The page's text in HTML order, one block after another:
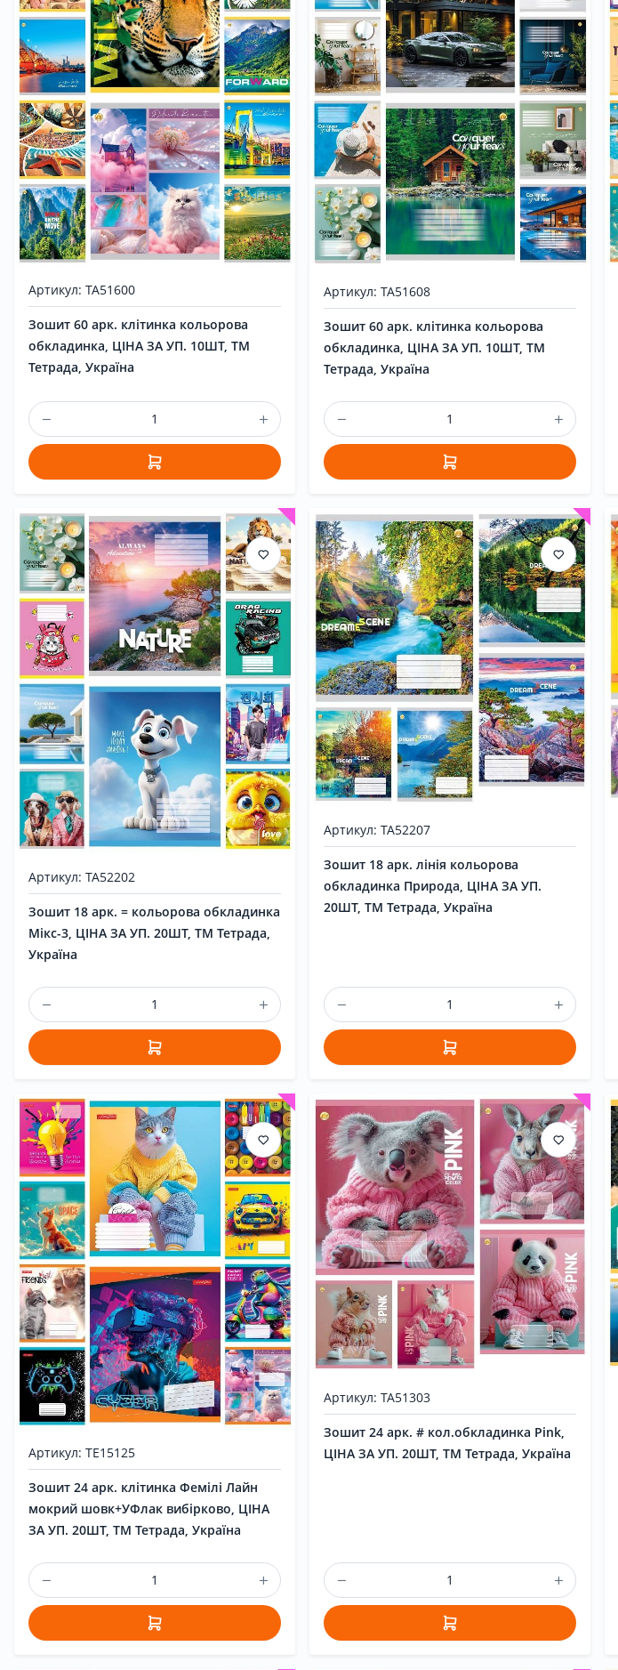
Артикул: ТА51600
Зошит 60 арк. клітинка кольорова
обкладинка, ЦІНА ЗА УП. 10ШТ, ТМ
Тетрада, Україна
Артикул: ТА51608
Зошит 60 арк. клітинка кольорова
обкладинка, ЦІНА ЗА УП. 10ШТ, ТМ
Тетрада, Україна
Артикул: ТА52202
Зошит 18 арк. = кольорова обкладинка
Мікс-3, ЦІНА ЗА УП. 20ШТ, ТМ Тетрада,
Україна
Артикул: ТА52207
Зошит 18 арк. лінія кольорова
обкладинка Природа, ЦІНА ЗА УП.
20ШТ, ТМ Тетрада, Україна
Артикул: ТЕ15125
Зошит 24 арк. клітинка Фемілі Лайн
мокрий шовк+УФлак вибірково, ЦІНА
ЗА УП. 20ШТ, ТМ Тетрада, Україна
Артикул: ТА51303
Зошит 24 арк. # кол.обкладинка Pink,
ЦІНА ЗА УП. 20ШТ, ТМ Тетрада, Україна